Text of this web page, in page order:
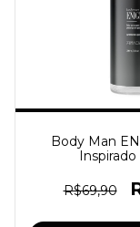
Body Man
R$69,90